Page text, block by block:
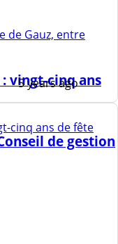
vingt-cinq ans
5 years ago
de gestion